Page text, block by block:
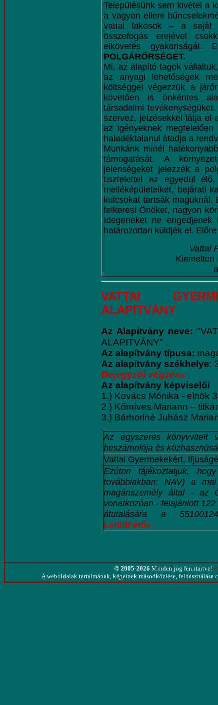
Településünk sem kivétel a
a vagyon elleni
vattai lakosok – a saját
összefogás erejével
elkövetés gyakoriságát.
POLGÁRŐRSÉGET.
Mi, az alapító tagok
az anyagi lehetőségek
költséggel végezzük a
követően is önkéntes
társadalmi
szervez, jelzésekkel látja el
az igényeknek
haladéktalanul átadja a
Munkánk minél
támogatását. A
jelenségeket jelezzék a
tisztelettel az egyedül
melléképületeiket, bejárati
kulcsokat tartsák maguknál.
felkeresi Önöket, nagyon
Idegeneket ne
határozottan küldjék el.
Vattai
Kiemelten
VATTAl
ALAPITVÁNY
Az Alapítvány neve:
ALAPITVÁNY" .
Az alapítvány típusa:
Az alapítvány székhelye:
Bejegyzői végzés»
Az alapítvány képviselői
1.) Kovács Mónika - elnök
2.) Kőmíves Mariann –
3.) Bárhoriné Juhász
Az egyszeres könyvvitelt
beszámolója és
Vattai Gyermekekért,
Ezúton tájékoztatjuk,
továbbiakban: NAV) a
magánszemély által - az
vonatkozóan - felajánlott
átutalására a
Letölthető»
© 2005-2026 Minden jog fenntartva!
A weboldalak tartalmának, képeinek másodközlése, felhasználása